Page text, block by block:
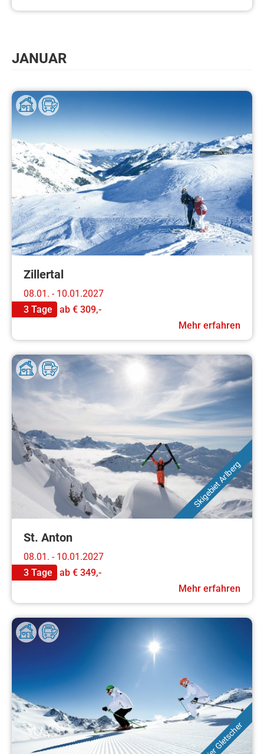
JANUAR
Zillertal
08.01. - 10.01.2027
3 Tage
ab € 309,-
Mehr erfahren
Skigebiet Arlberg
St. Anton
08.01. - 10.01.2027
3 Tage
ab € 349,-
Mehr erfahren